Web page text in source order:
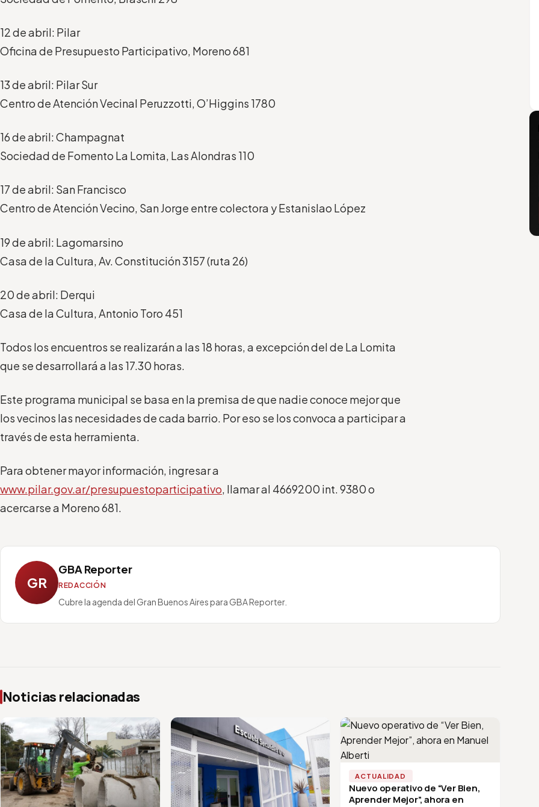
12 de abril: Pilar
Oficina de Presupuesto Participativo, Moreno 681
13 de abril: Pilar Sur
Centro de Atención Vecinal Peruzzotti, O’Higgins 1780
16 de abril: Champagnat
Sociedad de Fomento La Lomita, Las Alondras 110
17 de abril: San Francisco
Centro de Atención Vecino, San Jorge entre colectora y Estanislao López
19 de abril: Lagomarsino
Casa de la Cultura, Av. Constitución 3157 (ruta 26)
20 de abril: Derqui
Casa de la Cultura, Antonio Toro 451
Todos los encuentros se realizarán a las 18 horas, a excepción del de La Lomita
que se desarrollará a las 17.30 horas.
Este programa municipal se basa en la premisa de que nadie conoce mejor que
los vecinos las necesidades de cada barrio. Por eso se los convoca a participar a
través de esta herramienta.
Para obtener mayor información, ingresar a
www.pilar.gov.ar/presupuestoparticipativo, llamar al 4669200 int. 9380 o
acercarse a Moreno 681.
GR
GBA Reporter
REDACCIÓN
Cubre la agenda del Gran Buenos Aires para GBA Reporter.
Noticias relacionadas
ACTUALIDAD
Nuevo operativo de “Ver Bien,
Aprender Mejor”, ahora en